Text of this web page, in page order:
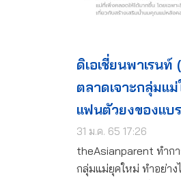
ดิเอเชี่ยนพาเรน
ตลาดเจาะกลุ่มแ
แฟนตัวยงของแบ
31 ม.ค. 65 17:26
theAsianparent ทำก
กลุ่มแม่ยุคใหม่ ทำอย่า